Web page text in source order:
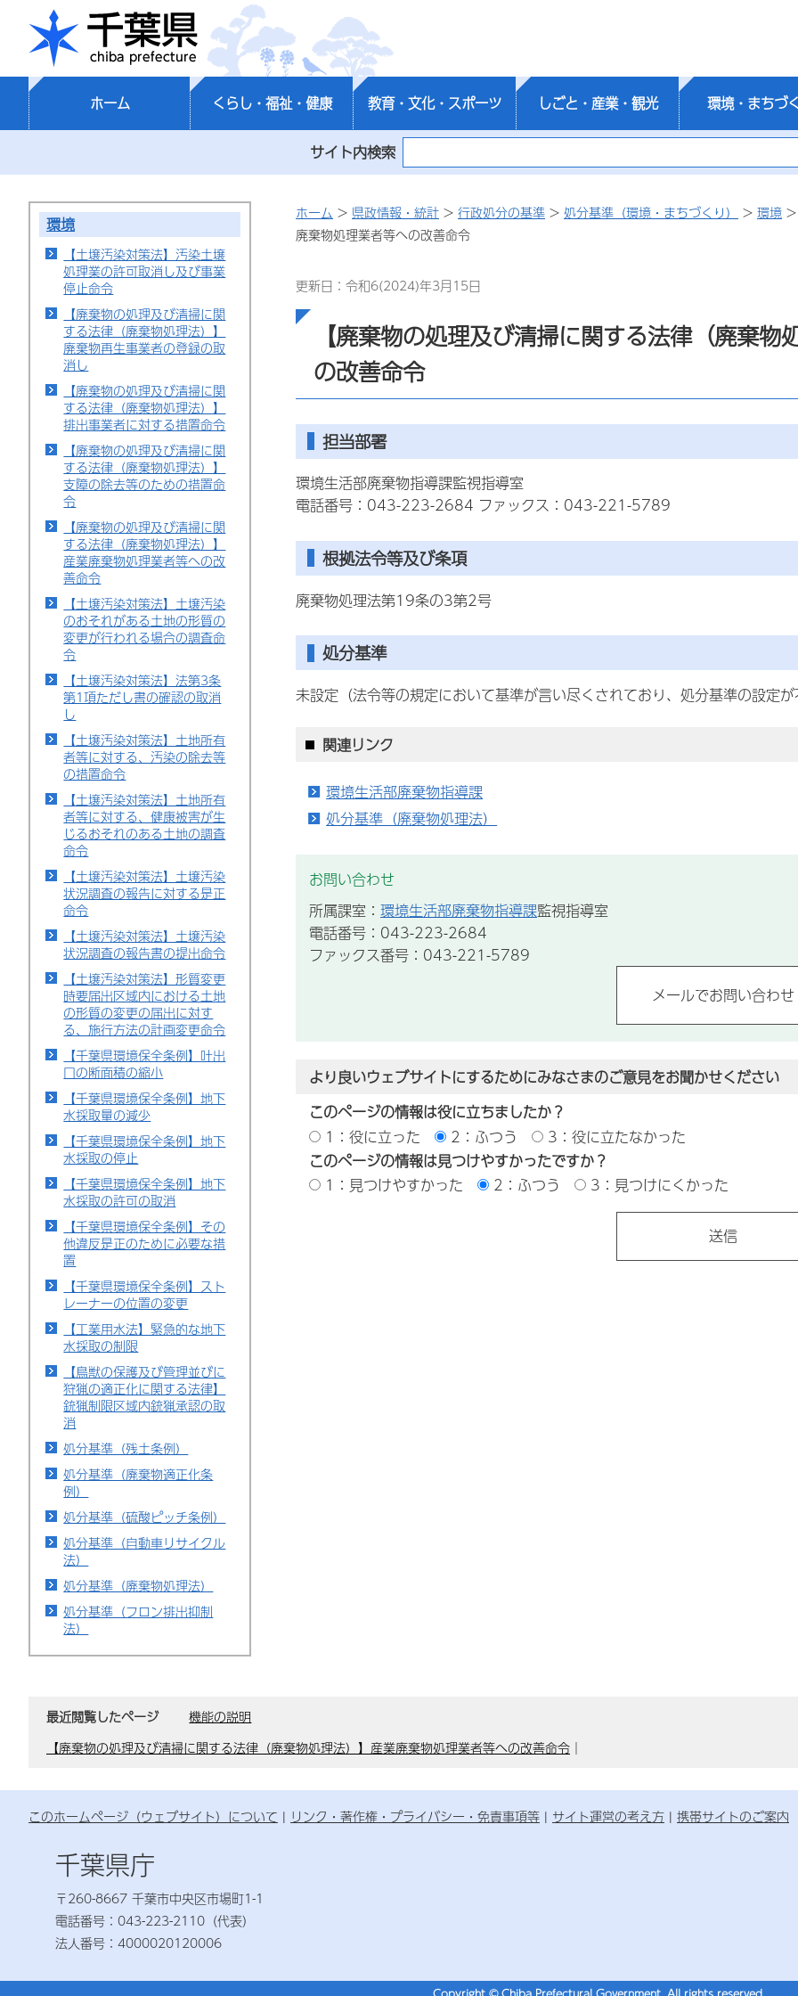
千葉県
ホーム くらし・福祉・健康 教育・文化・スポーツ しごと・産業・観光 環境・まちづ
サイト内検索
環境
【土壌汚染対策法】汚染土壌
処理業の許可取消し及び事業
停止命令
【廃棄物の処理及び清掃に関
する法律（廃棄物処理法）】
廃棄物再生事業者の登録の取
消し
【廃棄物の処理及び清掃に関
する法律（廃棄物処理法）】
排出事業者に対する措置命令
【廃棄物の処理及び清掃に関
する法律（廃棄物処理法）】
支障の除去等のための措置命
令
【廃棄物の処理及び清掃に関
する法律（廃棄物処理法）】
産業廃棄物処理業者等への改
善命令
【土壌汚染対策法】土壌汚染
のおそれがある土地の形質の
変更が行われる場合の調査命
令
【土壌汚染対策法】法第3条
第1項ただし書の確認の取消
し
【土壌汚染対策法】土地所有
者等に対する、汚染の除去等
の措置命令
【土壌汚染対策法】土地所有
者等に対する、健康被害が生
じるおそれのある土地の調査
命令
【土壌汚染対策法】土壌汚染
状況調査の報告に対する是正
命令
【土壌汚染対策法】土壌汚染
状況調査の報告書の提出命令
【土壌汚染対策法】形質変更
時要届出区域内における土地
の形質の変更の届出に対す
る、施行方法の計画変更命令
【千葉県環境保全条例】吐出
口の断面積の縮小
【千葉県環境保全条例】地下
水採取量の減少
【千葉県環境保全条例】地下
水採取の停止
【千葉県環境保全条例】地下
水採取の許可の取消
【千葉県環境保全条例】その
他違反是正のために必要な措
置
【千葉県環境保全条例】スト
レーナーの位置の変更
【工業用水法】緊急的な地下
水採取の制限
【鳥獣の保護及び管理並びに
狩猟の適正化に関する法律】
銃猟制限区域内銃猟承認の取
消
処分基準（残土条例）
処分基準（廃棄物適正化条
例）
処分基準（硫酸ピッチ条例）
処分基準（自動車リサイクル
法）
処分基準（廃棄物処理法）
処分基準（フロン排出抑制
法）
ホーム > 県政情報・統計 > 行政処分の基準 > 処分基準（環境・まちづくり） > 環境 >
廃棄物処理業者等への改善命令
更新日：令和6(2024)年3月15日
【廃棄物の処理及び清掃に関する法律（廃棄
の改善命令
担当部署
環境生活部廃棄物指導課監視指導室
電話番号：043-223-2684 ファックス：043-221-5789
根拠法令等及び条項
廃棄物処理法第19条の3第2号
処分基準
未設定（法令等の規定において基準が言い尽くされており、処分基準の設定が
関連リンク
環境生活部廃棄物指導課
処分基準（廃棄物処理法）
お問い合わせ
所属課室： 環境生活部廃棄物指導課監視指導室
電話番号：043-223-2684
ファックス番号：043-221-5789
より良いウェブサイトにするためにみなさまのご意見をお聞かせください
このページの情報は役に立ちましたか？
1：役に立った
2：ふつう
3：役に立たなかった
このページの情報は見つけやすかったですか？
1：見つけやすかった
2：ふつう 3：見つけにくかった
最近閲覧したページ
機能の説明
【廃棄物の処理及び清掃に関する法律（廃棄物処理法）】産業廃棄物処理業者等への改善命令 ｜
このホームページ（ウェブサイト）について リンク・著作権・プライバシー・免責事項等 サイト運営の考え方 携帯サイトのご案内
千葉県庁
〒260-8667 千葉市中央区市場町1-1
電話番号：043-223-2110（代表）
法人番号：4000020120006